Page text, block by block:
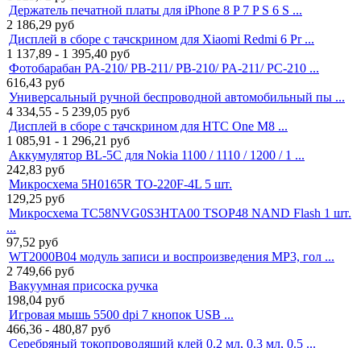
Держатель печатной платы для iPhone 8 P 7 P S 6 S ...
2 186,29 руб
Дисплей в сборе с тачскрином для Xiaomi Redmi 6 Pr ...
1 137,89 - 1 395,40 руб
Фотобарабан PA-210/ PB-211/ PB-210/ PA-211/ PC-210 ...
616,43 руб
Универсальный ручной беспроводной автомобильный пы ...
4 334,55 - 5 239,05 руб
Дисплей в сборе с тачскрином для HTC One M8 ...
1 085,91 - 1 296,21 руб
Аккумулятор BL-5C для Nokia 1100 / 1110 / 1200 / 1 ...
242,83 руб
Микросхема 5H0165R TO-220F-4L 5 шт.
129,25 руб
Микросхема TC58NVG0S3HTA00 TSOP48 NAND Flash 1 шт.
...
97,52 руб
WT2000B04 модуль записи и воспроизведения MP3, гол ...
2 749,66 руб
Вакуумная присоска ручка
198,04 руб
Игровая мышь 5500 dpi 7 кнопок USB ...
466,36 - 480,87 руб
Серебряный токопроводящий клей 0.2 мл, 0.3 мл, 0.5 ...